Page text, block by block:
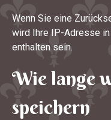
Wenn Sie eine
wird Ihre IP-Adresse
enthalten sein.
Wie lange
speichern